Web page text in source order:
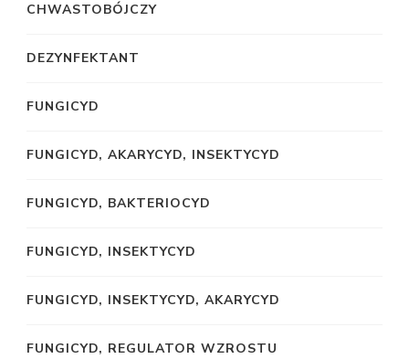
CHWASTOBÓJCZY
DEZYNFEKTANT
FUNGICYD
FUNGICYD, AKARYCYD, INSEKTYCYD
FUNGICYD, BAKTERIOCYD
FUNGICYD, INSEKTYCYD
FUNGICYD, INSEKTYCYD, AKARYCYD
FUNGICYD, REGULATOR WZROSTU